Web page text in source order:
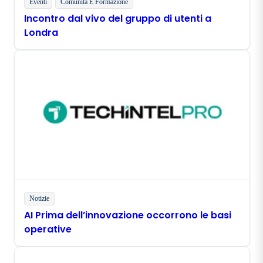
Eventi Comunità E Formazione
Incontro dal vivo del gruppo di utenti a
Londra
Notizie
AI Prima dell’innovazione occorrono le basi
operative